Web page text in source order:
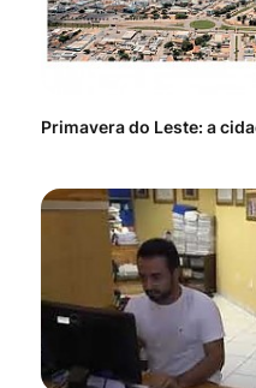
Primavera do Leste: a